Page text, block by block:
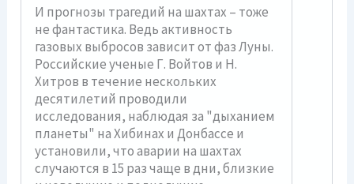
И прогнозы трагедий на шахтах – тоже
не фантастика. Ведь активность
газовых выбросов зависит от фаз Луны.
Российские ученые Г. Войтов и Н.
Хитров в течение нескольких
десятилетий проводили
исследования, наблюдая за "дыханием
планеты" на Хибинах и Донбассе и
установили, что аварии на шахтах
случаются в 15 раз чаще в дни, близкие